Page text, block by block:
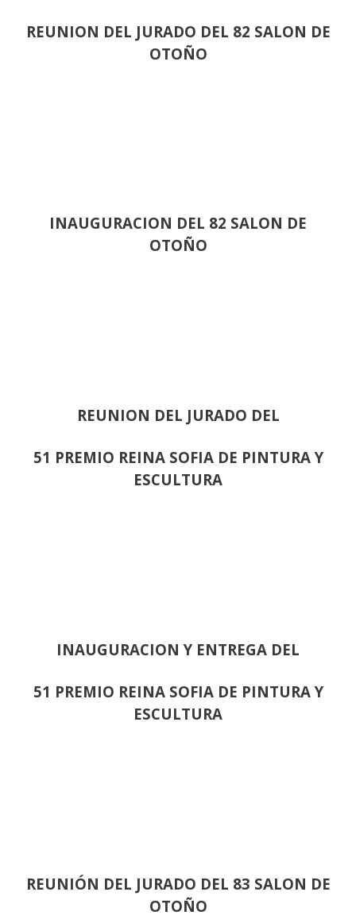
REUNION DEL JURADO DEL 82 SALON DE
OTOÑO
INAUGURACION DEL 82 SALON DE
OTOÑO
REUNION DEL JURADO DEL
51 PREMIO REINA SOFIA DE PINTURA Y
ESCULTURA
INAUGURACION Y ENTREGA DEL
51 PREMIO REINA SOFIA DE PINTURA Y
ESCULTURA
REUNIÓN DEL JURADO DEL 83 SALON DE
OTOÑO